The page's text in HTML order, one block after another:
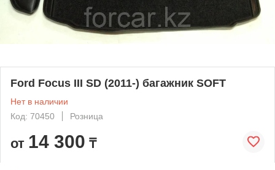
Ford Focus III SD (2011-) багажник SOFT
Нет в наличии
Код: 70450
Розница
от 14 300 ₸